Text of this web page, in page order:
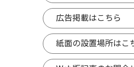
広告掲載はこちら
紙面の設置場所はこ